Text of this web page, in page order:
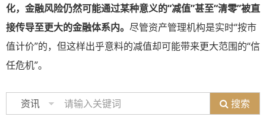
化，金融风险仍然可能通过某种意义的“减值”甚至“清零”被直
接传导至更大的金融体系内。 尽管资产管理机构是实时“按市
值计价”的，但这样出乎意料的减值却可能带来更大范围的“信
任危机”。
资讯 搜索